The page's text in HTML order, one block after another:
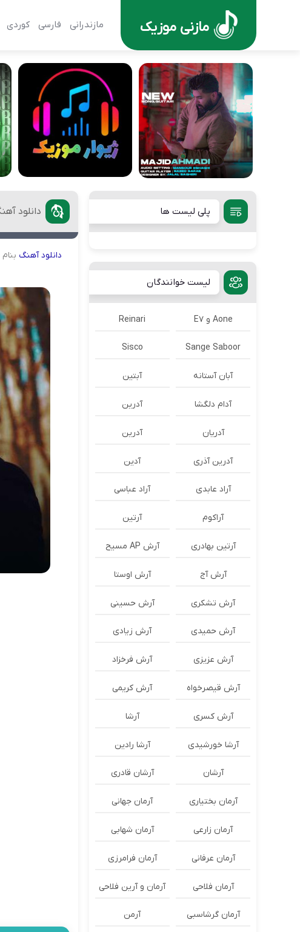
مازنی موزیک مازندرانی فارسی کوردی
دانلود
دانلودآهنگ
پلی لیست ها
لیست خوانندگان
Aone و E7 Reinari
Sange Saboor
Sisco
آبان آستانه آبتین
آدام دلگشا آدرين
آدریان آدرین
آدرین آذری آدین
آراد عابدی آراد عباسی
آراکوم آرتین
آرتین بهادری آرش AP مسیح
آرش آج آرش اوستا
آرش تشکری آرش حسینی
آرش حمیدی آرش زیادی
آرش عزیزی آرش فرخزاد
آرش قیصرخواه آرش کریمی
آرش کسری آرشا
آرشا خورشیدی آرشا رادین
آرشان آرشان قادری
آرمان بختیاری آرمان جهانی
آرمان زارعی آرمان شهابی
آرمان عرفانی آرمان فرامرزی
آرمان فلاحی آرمان و آرین فلاحی
آرمان گرشاسبی آرمن